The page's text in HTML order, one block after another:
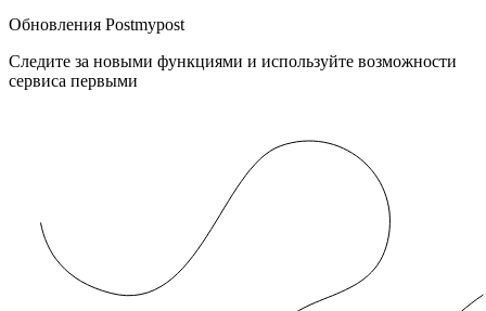
Обновления Postmypost
Следите за новыми функциями и используйте возможности
сервиса первыми